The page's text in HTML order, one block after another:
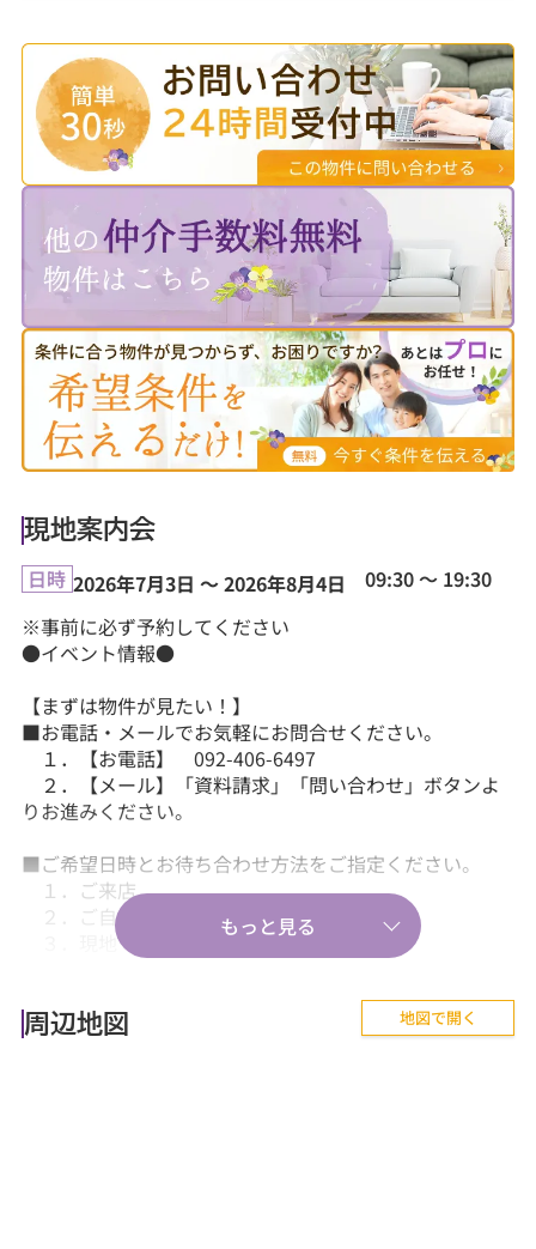
現地案内会
日時 2026年7月3日 ～ 2026年8月4日 09:30 ～ 19:30
※事前に必ず予約してください
●イベント情報●
【まずは物件が見たい！】
■お電話・メールでお気軽にお問合せください。
１．【お電話】 092-406-6497
２．【メール】「資料請求」「問い合わせ」ボタンよ
りお進みください。
■ご希望日時とお待ち合わせ方法をご指定ください。
１．ご来店
２．ご自宅送迎
３．現地・最寄駅等でのお待ち合わせ。
■『失敗しない住まい選びのポイント！』、『購入の流
周辺地図 地図で開く